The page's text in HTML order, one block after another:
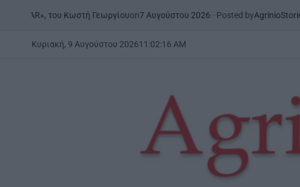
του Κωστή Γεωργίουon7 Αυγούστου 2026 Posted byAgrinioStoriesPOSTED
ΜΕΣΟΛΌΓΓΙ
Κυριακή, 9 Αυγούστου 202611 :02:17 AM